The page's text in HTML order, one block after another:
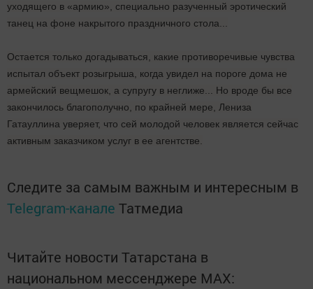
уходящего в «армию», специально разученный эротический
танец на фоне накрытого праздничного стола...
Остается только догадываться, какие противоречивые чувства
испытал объект розыгрыша, когда увидел на пороге дома не
армейский вещмешок, а супругу в неглиже... Но вроде бы все
закончилось благополучно, по крайней мере, Лениза
Гатауллина уверяет, что сей молодой человек является сейчас
активным заказчиком услуг в ее агентстве.
Следите за самым важным и интересным в
Telegram-канале Татмедиа
Читайте новости Татарстана в
национальном мессенджере MАХ: